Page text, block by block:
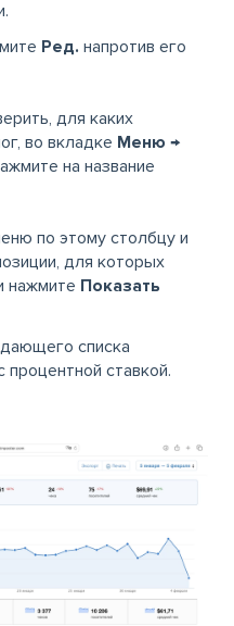
Ред. напротив его
для каких
во вкладке Меню →
на название
по этому столбцу и
для которых
нажмите Показать
списка
процентной ставкой.